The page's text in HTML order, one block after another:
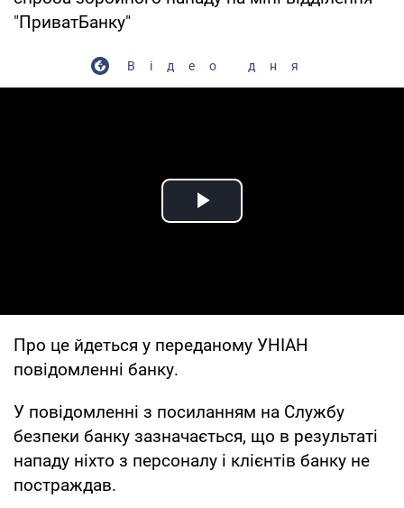
"ПриватБанку"
Відео дня
Play Video
Про це йдеться у переданому УНІАН
повідомленні банку.
У повідомленні з посиланням на Службу
безпеки банку зазначається, що в результаті
нападу ніхто з персоналу і клієнтів банку не
постраждав.